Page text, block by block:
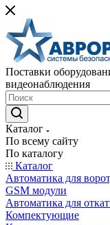
Поставки
видеонаблюдения
Каталог
По всему сайту
По каталогу
Каталог
Автоматика для
GSM модули
Автоматика для
Компектующие